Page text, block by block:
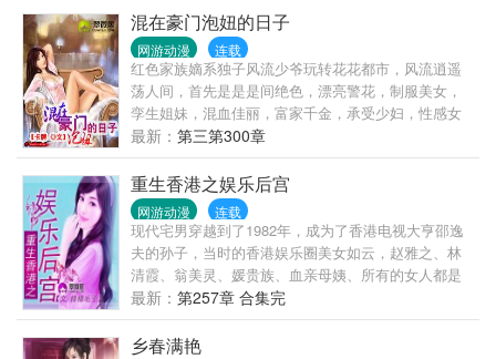
混在豪门泡妞的日子
网游动漫 连载
红色家族嫡系独子风流少爷玩转花花都市，风流逍遥
荡人间，首先是是是间绝色，漂亮警花，制服美女，
孪生姐妹，混血佳丽，富家千金，承受少妇，性感女
神，影视明星..网打进。
最新： 第三第300章
重生香港之娱乐后宫
网游动漫 连载
现代宅男穿越到了1982年，成为了香港电视大亨邵逸
夫的孙子，当时的香港娱乐圈美女如云，赵雅之、林
清霞、翁美灵、媛贵族、血亲母姨、所有的女人都是
他的囊中之物，看他如何泡尽明星血亲，醒掌天下
权，醉卧美人膝，一切请关注《重生香港之娱乐后
宫》……
最新： 第257章 合集完
乡春满艳